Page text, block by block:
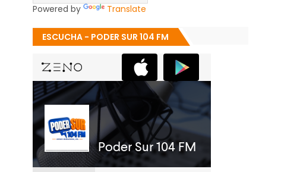
Powered by Translate
ESCUCHA - PODER SUR 104 FM